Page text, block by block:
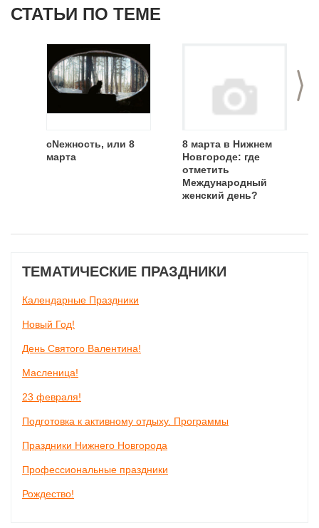
СТАТЬИ ПО ТЕМЕ
>
сNежность, или 8
марта
8 марта в Нижнем
Новгороде: где
отметить
Международный
женский день?
ТЕМАТИЧЕСКИЕ ПРАЗДНИКИ
Календарные Праздники
Новый Год!
День Святого Валентина!
Масленица!
23 февраля!
Подготовка к активному отдыху. Программы
Праздники Нижнего Новгорода
Профессиональные праздники
Рождество!